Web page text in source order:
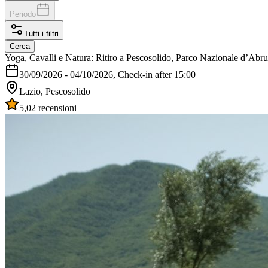
Periodo
Tutti i filtri
Cerca
Yoga, Cavalli e Natura: Ritiro a Pescosolido, Parco Nazionale
30/09/2026 - 04/10/2026, Check-in after 15:00
Lazio, Pescosolido
5,02 recensioni